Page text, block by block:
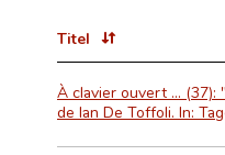
Titel
À clavier ouvert ... (37):
de Ian De Toffoli. In: